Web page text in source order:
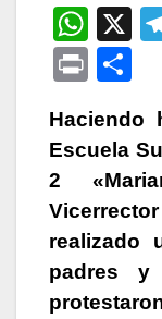
W
h
at
s
A
p
p
X
P
nt m
p
ar
Escuela
2 «
realizado
padres y